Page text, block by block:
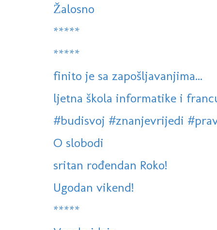
Žalosno
*****
*****
finito je sa zapošljavanjima...
ljetna škola informatike i
#budisvoj #znanjevrijedi
O slobodi
sritan rođendan Roko!
Ugodan vikend!
*****